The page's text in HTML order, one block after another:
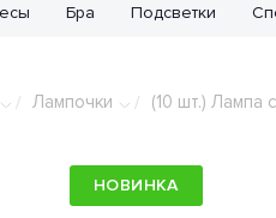
Бра Подсветки
/ Лампочки / (10 шт.) Лампа
НОВИНКА